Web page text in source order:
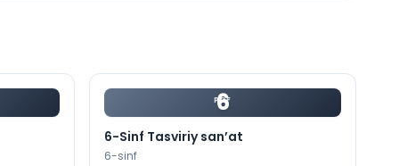
6
PDF
6-Sinf Tasviriy san’at
6-sinf